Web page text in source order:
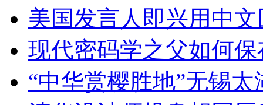
美国发言人即兴用中
现代密码学之父如何
“中华赏樱胜地”无锡